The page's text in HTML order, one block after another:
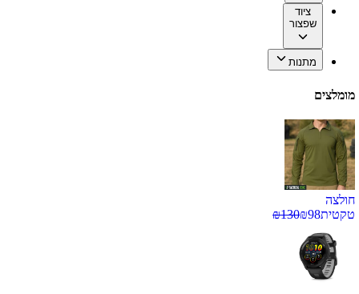
ציוד
שפצור
מתנות
מומלצים
חולצה
טקטית
₪98
₪130